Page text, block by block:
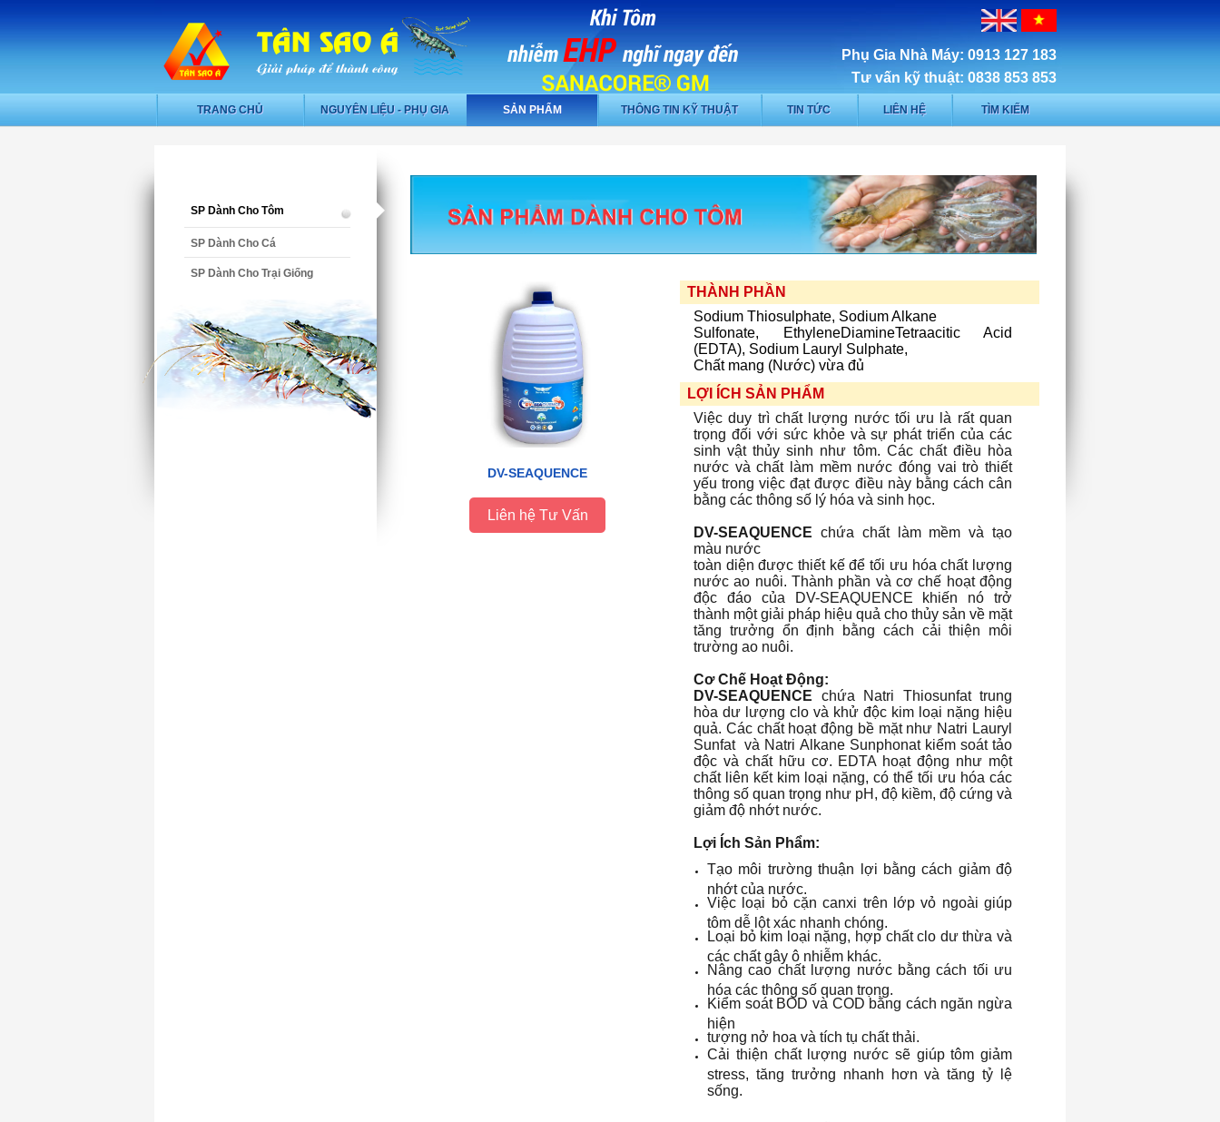
Phụ Gia Nhà Máy: 0913 127 183
Tư vấn kỹ thuật: 0838 853 853
TRANG CHỦ NGUYÊN LIỆU - PHỤ GIA SẢN PHẨM THÔNG TIN KỸ THUẬT TIN TỨC LIÊN HỆ TÌM KIẾM
SP Dành Cho Tôm
SP Dành Cho Cá
SP Dành Cho Trại Giống
DV-SEAQUENCE
Liên hệ Tư Vấn
THÀNH PHẦN
Sodium Thiosulphate, Sodium Alkane
Sulfonate, EthyleneDiamineTetraacitic Acid
(EDTA), Sodium Lauryl Sulphate,
Chất mang (Nước) vừa đủ
LỢI ÍCH SẢN PHẨM
Việc duy trì chất lượng nước tối ưu là rất quan
trọng đối với sức khỏe và sự phát triển của các
sinh vật thủy sinh như tôm. Các chất điều hòa
nước và chất làm mềm nước đóng vai trò thiết
yếu trong việc đạt được điều này bằng cách cân
bằng các thông số lý hóa và sinh học.
DV-SEAQUENCE chứa chất làm mềm và tạo
màu nước
toàn diện được thiết kế để tối ưu hóa chất lượng
nước ao nuôi. Thành phần và cơ chế hoạt động
độc đáo của DV-SEAQUENCE khiến nó trở
thành một giải pháp hiệu quả cho thủy sản về mặt
tăng trưởng ổn định bằng cách cải thiện môi
trường ao nuôi.
Cơ Chế Hoạt Động:
DV-SEAQUENCE chứa Natri Thiosunfat trung
hòa dư lượng clo và khử độc kim loại nặng hiệu
quả. Các chất hoạt động bề mặt như Natri Lauryl
Sunfat và Natri Alkane Sunphonat kiểm soát tảo
độc và chất hữu cơ. EDTA hoạt động như một
chất liên kết kim loại nặng, có thể tối ưu hóa các
thông số quan trọng như pH, độ kiềm, độ cứng và
giảm độ nhớt nước.
Lợi Ích Sản Phẩm:
Tạo môi trường thuận lợi bằng cách giảm độ
nhớt của nước.
Việc loại bỏ cặn canxi trên lớp vỏ ngoài giúp
tôm dễ lột xác nhanh chóng.
Loại bỏ kim loại nặng, hợp chất clo dư thừa và
các chất gây ô nhiễm khác.
Nâng cao chất lượng nước bằng cách tối ưu
hóa các thông số quan trọng.
Kiểm soát BOD và COD bằng cách ngăn ngừa
hiện
tượng nở hoa và tích tụ chất thải.
Cải thiện chất lượng nước sẽ giúp tôm giảm
stress, tăng trưởng nhanh hơn và tăng tỷ lệ
sống.